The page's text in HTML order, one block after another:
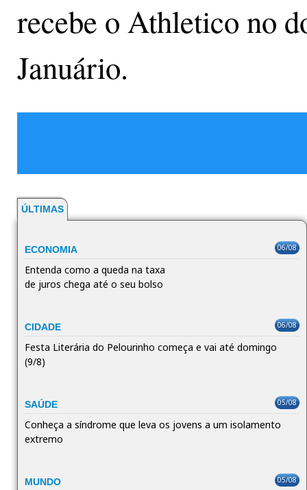
recebe o Athletico no
Januário.
ÚLTIMAS
ECONOMIA 06/08
Entenda como a queda na taxa
de juros chega até o seu bolso
CIDADE 06/08
Festa Literária do Pelourinho começa e vai até domingo
(9/8)
SAÚDE 05/08
Conheça a síndrome que leva os jovens a um isolamento
extremo
MUNDO 05/08